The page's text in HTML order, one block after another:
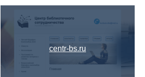
centr-bs.ru